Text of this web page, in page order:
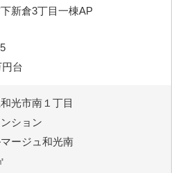
新倉3丁目一棟AP
台
光市南１丁目
ション
ージュ和光南